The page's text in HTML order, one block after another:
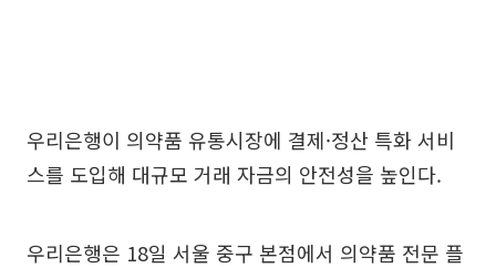
우리은행이 의약품 유통시장에 결제·정산 특화 서비
스를 도입해 대규모 거래 자금의 안전성을 높인다.
우리은행은 18일 서울 중구 본점에서 의약품 전문 플